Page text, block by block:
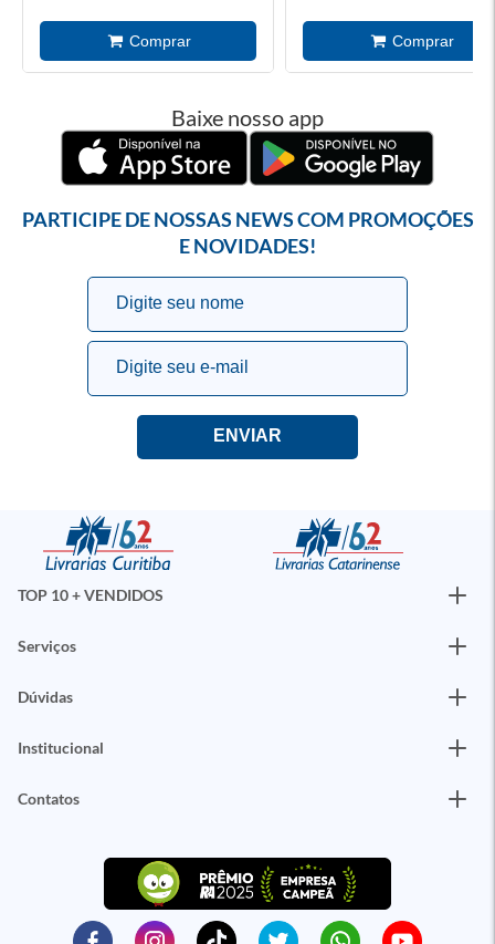
Baixe nosso app
PARTICIPE DE NOSSAS NEWS COM PROMOÇÕES
E NOVIDADES!
TOP 10 + VENDIDOS
Serviços
Dúvidas
Institucional
Contatos